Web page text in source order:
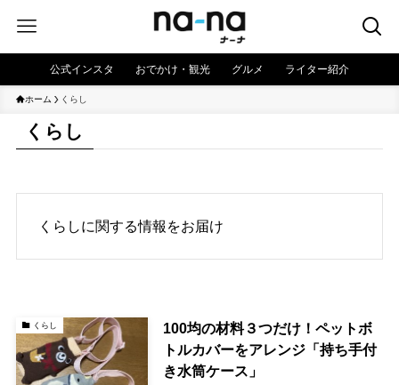
公式インスタ おでかけ・観光 グルメ ライター紹介
ホーム くらし
くらし
くらしに関する情報をお届け
くらし
100均の材料３つだけ！ペットボ
トルカバーをアレンジ「持ち手付
き水筒ケース」